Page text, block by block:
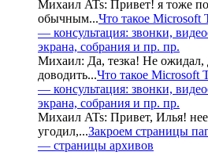
Михаил ATs: Привет! я тоже
обычным...Что такое Microsoft
— консультация: звонки,
экрана, собрания и пр. пр.
Михаил: Да, тезка! Не ожидал,
доводить...Что такое Microsoft
— консультация: звонки,
экрана, собрания и пр. пр.
Михаил ATs: Привет, Илья!
угодил,...Закроем страницы
— страницы архивов